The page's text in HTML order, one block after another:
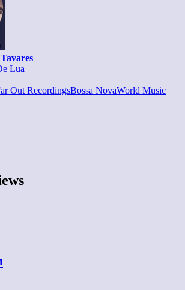
Lua
Out RecordingsBossa NovaWorld Music